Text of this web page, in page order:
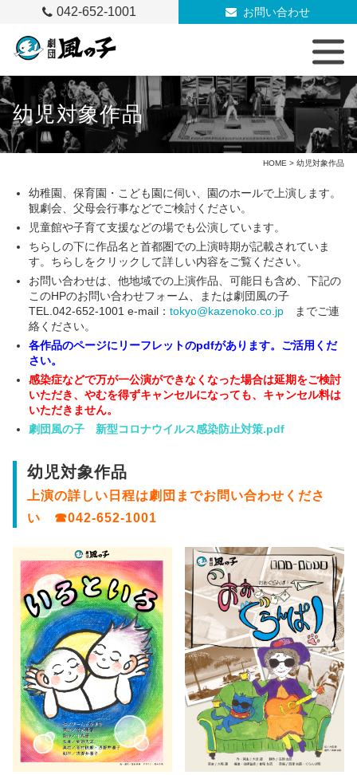
042-652-1001 お問い合わせ
幼児対象作品
HOME > 幼児対象作品
幼稚園、保育園・こども園に伺い、園のホールで上演します。
観劇会、父母会行事などでご検討ください。
児童館や子育て支援などの場でも公演しています。
ちらしの下に作品名と首都圏での上演時期が記載されていま
す。ちらしをクリックして詳しい内容をご覧ください。
お問い合わせは、他地域での上演作品、可能日も含め、下記の
このHPのお問い合わせフォーム、または劇団風の子
TEL.042-652-1001 e-mail： tokyo@kazenoko.co.jp までご連
絡ください。
各作品のページにリーフレットのpdfがあります。ご活用くだ
さい。
感染症などで万が一公演ができなくなった場合は延期をご検討
いただき、やむを得ずキャンセルになっても、キャンセル料は
いただきません。
劇団風の子 新型コロナウイルス感染防止対策.pdf
幼児対象作品
上演の詳しい日程は劇団までお問い合わせくださ
い ☎042-652-1001